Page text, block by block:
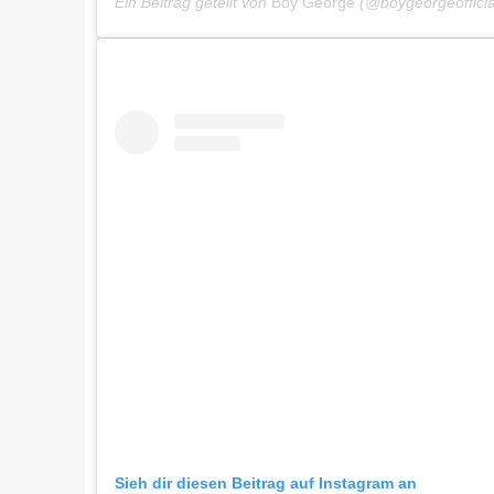
Sieh dir diesen Beitrag auf Instagram an